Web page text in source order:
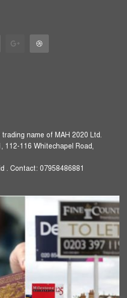
name of MAH 2020 Ltd.
112-116 Whitechapel Road,
. Contact: 07958486881